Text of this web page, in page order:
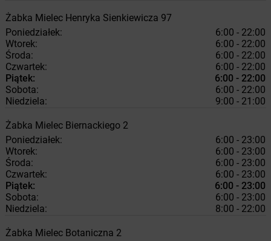
Żabka Mielec Henryka Sienkiewicza 97
Poniedziałek:
6:00 - 22:00
Wtorek:
6:00 - 22:00
Środa:
6:00 - 22:00
Czwartek:
6:00 - 22:00
Piątek:
6:00 - 22:00
Sobota:
6:00 - 22:00
Niedziela:
9:00 - 21:00
Żabka Mielec Biernackiego 2
Poniedziałek:
6:00 - 23:00
Wtorek:
6:00 - 23:00
Środa:
6:00 - 23:00
Czwartek:
6:00 - 23:00
Piątek:
6:00 - 23:00
Sobota:
6:00 - 23:00
Niedziela:
8:00 - 22:00
Żabka Mielec Botaniczna 2